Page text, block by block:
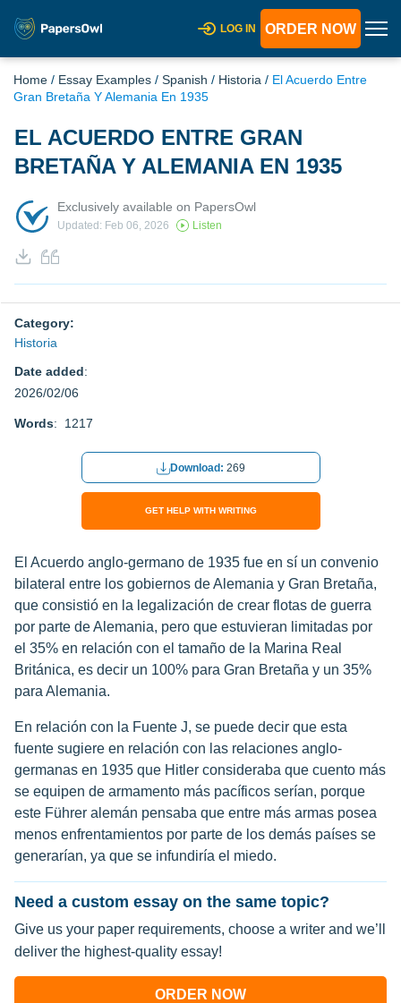
LOG IN ORDER NOW
Home / Essay Examples / Spanish / Historia / El Acuerdo Entre
Gran Bretaña Y Alemania En 1935
EL ACUERDO ENTRE GRAN
BRETAÑA Y ALEMANIA EN 1935
Exclusively available on PapersOwl
Updated: Feb 06, 2026 Listen
Category:
Historia
Date added:
2026/02/06
Words: 1217
Download: 269
GET HELP WITH WRITING
El Acuerdo anglo-germano de 1935 fue en sí un convenio
bilateral entre los gobiernos de Alemania y Gran Bretaña,
que consistió en la legalización de crear flotas de guerra
por parte de Alemania, pero que estuvieran limitadas por
el 35% en relación con el tamaño de la Marina Real
Británica, es decir un 100% para Gran Bretaña y un 35%
para Alemania.
En relación con la Fuente J, se puede decir que esta
fuente sugiere en relación con las relaciones anglo-
germanas en 1935 que Hitler consideraba que cuento más
se equipen de armamento más pacíficos serían, porque
este Führer alemán pensaba que entre más armas posea
menos enfrentamientos por parte de los demás países se
generarían, ya que se infundiría el miedo.
Need a custom essay on the same topic?
Give us your paper requirements, choose a writer and we’ll
deliver the highest-quality essay!
ORDER NOW